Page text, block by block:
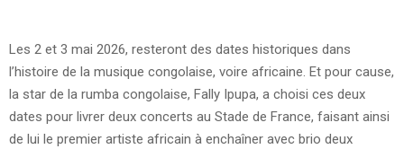
Les 2 et 3 mai 2026, resteront des dates historiques dans
l’histoire de la musique congolaise, voire africaine. Et pour cause,
la star de la rumba congolaise, Fally Ipupa, a choisi ces deux
dates pour livrer deux concerts au Stade de France, faisant ainsi
de lui le premier artiste africain à enchaîner avec brio deux